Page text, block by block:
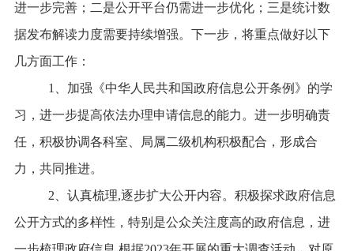
进一步完善；二是公开平台仍需进一步优化； 三是统计数
据发布解读力度需要持续增强。下一步，将重点做好以下
几方面工作：
1、 加强《中华人民共和国政府信息公开条例》的学
习，进一步提高依法办理申请信息的能力。进一步明确责
任，积极协调各科室 局属二级机构积极配合，形成合
力，共同推进。
2 、认真梳理,逐步扩大公开内容。积极探求政府信息
公开方式的多样性，特别是公众关注度高的政府信息，进